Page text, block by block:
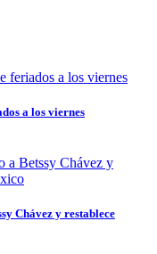
a los viernes
Chávez y restablece